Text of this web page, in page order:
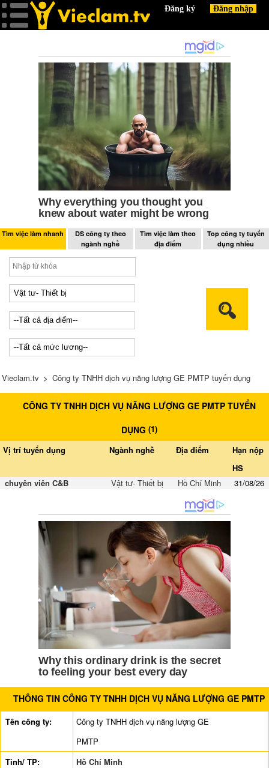
Tìm việc làm nhanh
DS công ty theo
ngành nghề
Tìm việc làm theo
địa điểm
Top công ty tuyển
dụng nhiều
Vieclam.tv > Công ty TNHH dịch vụ năng lượng GE PMTP tuyển dụng
CÔNG TY TNHH DỊCH VỤ NĂNG LƯỢNG GE PMTP TUYỂN
DỤNG (1)
Vị trí tuyển dụng
Ngành nghề Địa điểm
Hạn nộp
HS
chuyên viên C&B
Vật tư- Thiết bị Hồ Chí Minh 31/08/26
THÔNG TIN CÔNG TY TNHH DỊCH VỤ NĂNG LƯỢNG GE PMTP
Tên công ty:
Công ty TNHH dịch vụ năng lượng GE
PMTP
Tỉnh/ TP:
Hồ Chí Minh